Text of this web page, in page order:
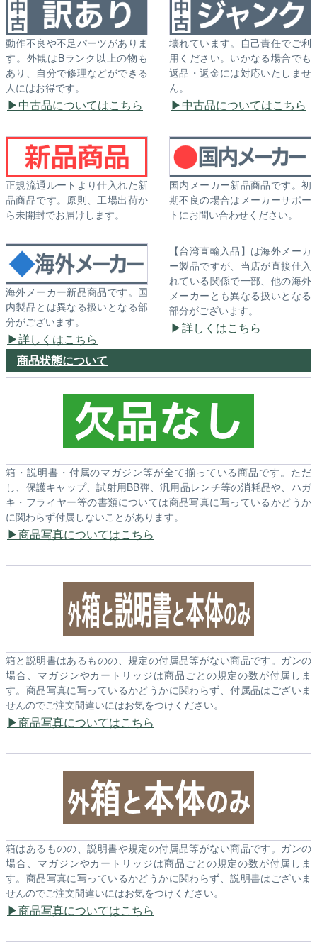
動作不良や不足パーツがありま
す。外観はBランク以上の物も
あり、自分で修理などができる
人にはお得です。
中古品についてはこちら
壊れています。自己責任でご利
用ください。いかなる場合でも
返品・返金には対応いたしませ
ん。
中古品についてはこちら
正規流通ルートより仕入れた新
品商品です。原則、工場出荷か
ら未開封でお届けします。
国内メーカー新品商品です。初
期不良の場合はメーカーサポー
トにお問い合わせください。
海外メーカー新品商品です。国
内製品とは異なる扱いとなる部
分がございます。
詳しくはこちら
【台湾直輸入品】は海外メーカ
ー製品ですが、当店が直接仕入
れている関係で一部、他の海外
メーカーとも異なる扱いとなる
部分がございます。
詳しくはこちら
商品状態について
箱・説明書・付属のマガジン等が全て揃っている商品です。ただ
し、保護キャップ、試射用BB弾、汎用品レンチ等の消耗品や、ハガ
キ・フライヤー等の書類については商品写真に写っているかどうか
に関わらず付属しないことがあります。
商品写真についてはこちら
箱と説明書はあるものの、規定の付属品等がない商品です。ガンの
場合、マガジンやカートリッジは商品ごとの規定の数が付属しま
す。商品写真に写っているかどうかに関わらず、付属品はございま
せんのでご注文間違いにはお気をつけください。
商品写真についてはこちら
箱はあるものの、説明書や規定の付属品等がない商品です。ガンの
場合、マガジンやカートリッジは商品ごとの規定の数が付属しま
す。商品写真に写っているかどうかに関わらず、説明書はございま
せんのでご注文間違いにはお気をつけください。
商品写真についてはこちら